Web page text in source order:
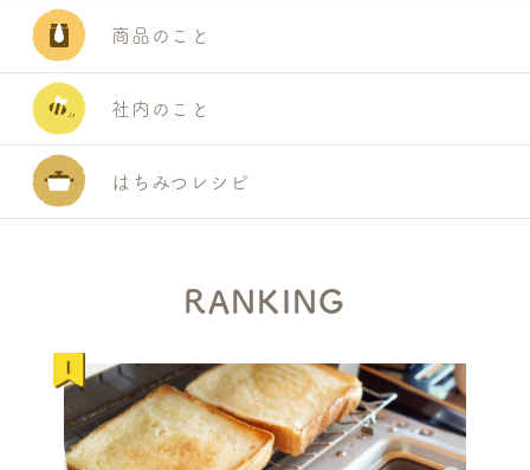
商品のこと
社内のこと
はちみつレシピ
RANKING